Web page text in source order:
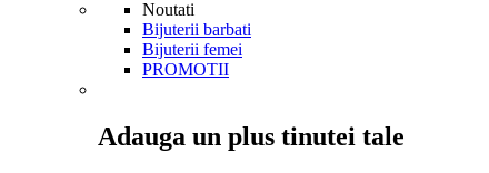
Noutati
Bijuterii barbati
Bijuterii femei
PROMOTII
Adauga un plus tinutei tale